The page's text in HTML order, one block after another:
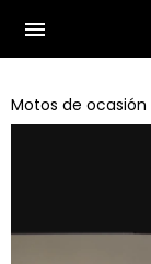
menu
Motos de ocasión